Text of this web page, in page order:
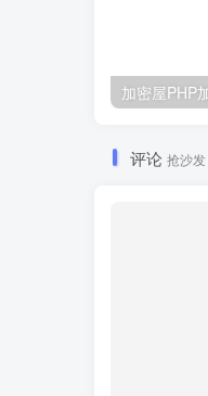
评论 抢沙发